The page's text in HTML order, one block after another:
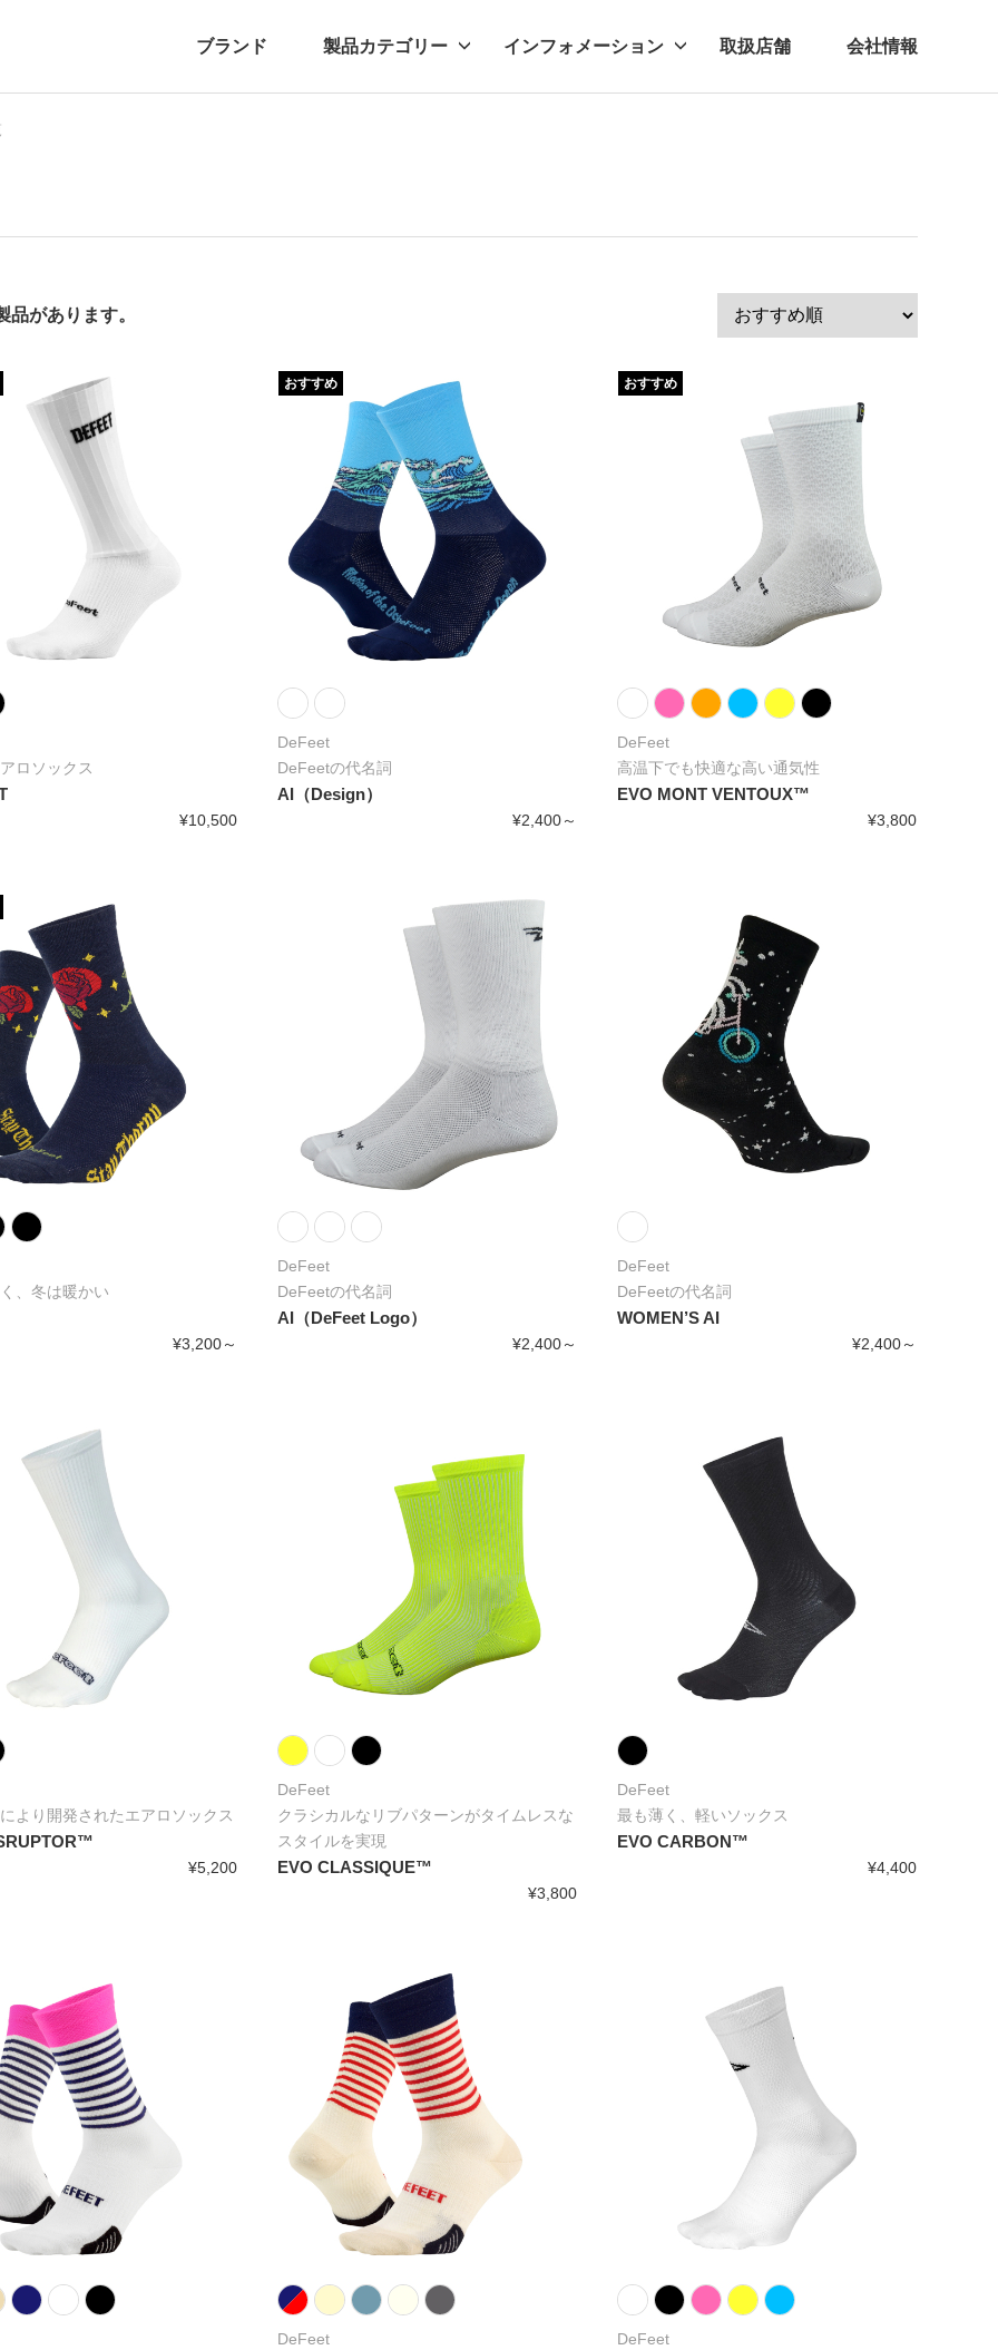
ブランド 製品カテゴリー インフォメーション
ース
取扱店舗 会社情報
品があります。
ロソックス
¥10,500
DeFeet
DeFeetの代名詞
AI（Design）
¥2,400～
おすすめ
DeFeet
高温下でも快適な高い通気性
EVO MONT VENTOUX™
¥3,800
おすすめ
、冬は暖かい
¥3,200～
DeFeet
DeFeetの代名詞
AI（DeFeet Logo）
¥2,400～
DeFeet
DeFeetの代名詞
WOMEN’S AI
¥2,400～
より開発されたエアロソックス
¥5,200
DeFeet
クラシカルなリブパターンがタイムレスな
スタイルを実現
EVO CLASSIQUE™
¥3,800
DeFeet
最も薄く、軽いソックス
EVO CARBON™
¥4,400
DeFeet
DeFeet